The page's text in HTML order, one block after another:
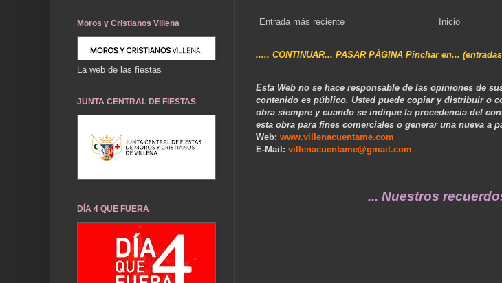
Entrada más reciente Inicio
..... CONTINUAR... PASAR PÁGINA Pinchar en...
Esta Web no se hace responsable de las opiniones de
contenido es público. Usted puede copiar y distribuir o
obra siempre y cuando se indique la procedencia del
esta obra para fines comerciales o generar una nueva a
Web: www.villenacuentame.com
E-Mail: villenacuentame@gmail.com
... Nuestros recuerdos de
Moros y Cristianos Villena
La web de las fiestas
JUNTA CENTRAL DE FIESTAS
DÍA 4 QUE FUERA